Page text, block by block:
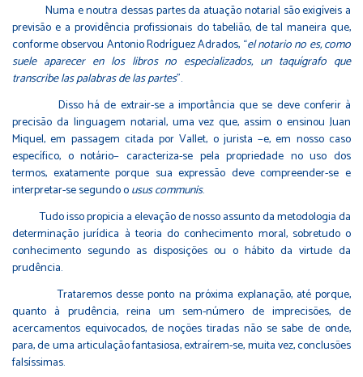
Numa e noutra dessas partes da atuação notarial são exigíveis a
previsão e a providência profissionais do tabelião, de tal maneira que,
conforme observou Antonio Rodríguez Adrados, “el notario no es, como
suele aparecer en los libros no especializados, un taquígrafo que
transcribe las palabras de las partes”.
Disso há de extrair-se a importância que se deve conferir à
precisão da linguagem notarial, uma vez que, assim o ensinou Juan
Miquel, em passagem citada por Vallet, o jurista −e, em nosso caso
específico, o notário− caracteriza-se pela propriedade no uso dos
termos, exatamente porque sua expressão deve compreender-se e
interpretar-se segundo ousus communis.
Tudo isso propicia a elevação de nosso assunto da metodologia da
determinação jurídica à teoria do conhecimento moral, sobretudo o
conhecimento segundo as disposições ou o hábito da virtude da
prudência.
Trataremos desse ponto na próxima explanação, até porque,
quanto à prudência, reina um sem-número de imprecisões, de
acercamentos equivocados, de noções tiradas não se sabe de onde,
para, de uma articulação fantasiosa, extraírem-se, muita vez, conclusões
falsíssimas.